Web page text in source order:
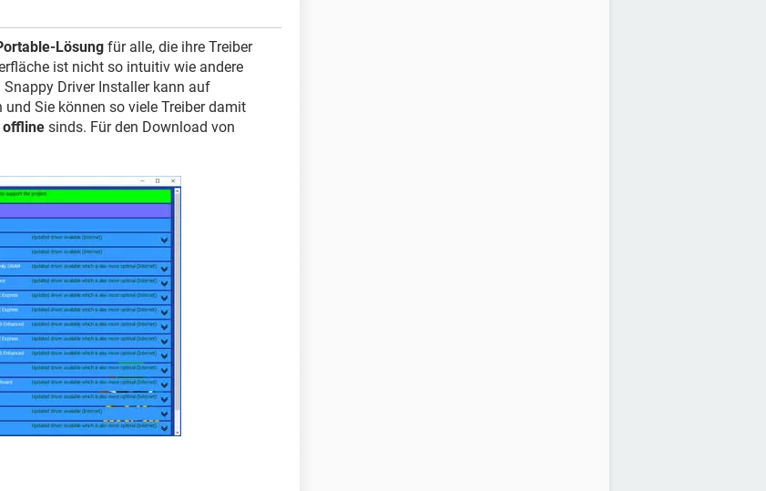
Lösung für alle, die ihre Treiber
ist nicht so intuitiv wie andere
Driver Installer kann auf
Sie können so viele Treiber damit
offline sinds. Für den Download von